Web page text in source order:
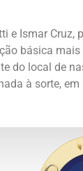
e Ismar Cruz,
básica
do local de
à sorte,